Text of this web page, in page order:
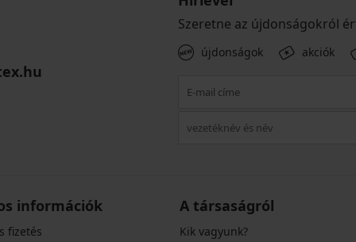
Szeretne az újdonságokról
újdonságok akciók
információk
fizetés
A társaságról
Kik vagyunk?